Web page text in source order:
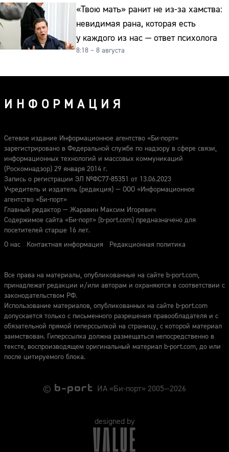
«Твою мать» ранит не из-за хамства:
невидимая рана, которая есть
у каждого из нас — ответ психолога
8:18 – 8 августа
ИНФОРМАЦИЯ
Сетевое издание Информационное агентство «Би-порт»
зарегистрировано в Федеральной службе по надзору в сфере связи,
информационных технологий и массовых коммуникаций
(Роскомнадзор) 29 января 2014 г.
Запись о регистрации ЭЛ №ФС77-85351 от 13.06.2023
Учредитель и издатель (редакция) — ООО «Информационное
агентство «Би-порт»
Главный редактор — Жаравин Максим Игоревич
Содержимое сайта «Би-порт» (b-port.com) предназначено для
посетителей старше 16 лет.
О нас
Контактная информация Редакционная политика
Все права на материалы, опубликованные на сайте b-port.com,
принадлежат редакции и/или авторам и охраняются в соответствии с
законодательством РФ.
Использование материалов, опубликованных на сайте b-port.com
допускается только с письменного разрешения правообладателя и с
обязательной прямой гиперссылкой на страницу, с которой материал
заимствован. Гиперссылка должна размещаться непосредственно в
тексте, воспроизводящем оригинальный материал b-port.com, до или
после цитируемого блока.
© ИА «Би-порт» 2005—2026
designed by